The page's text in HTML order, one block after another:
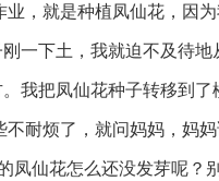
业，就是种植凤仙花，因
一下土，我就迫不及待
我把凤仙花种子转移到
不耐烦了，就问妈妈，妈
凤仙花怎么还没发芽呢？